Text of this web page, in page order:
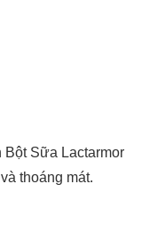
Sữa Lactarmor
thoáng mát.